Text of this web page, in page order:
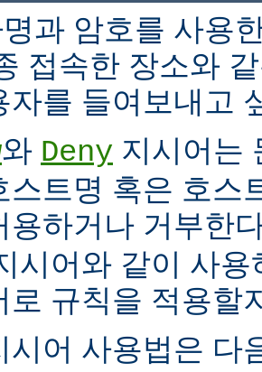
과 암호를 사용
접속한 장소와
자를 들여보내고
와 Deny 지시어는
스트명 혹은 호스
용하거나 거부한
시어와 같이 사
로 규칙을 적용할
시어 사용법은 다